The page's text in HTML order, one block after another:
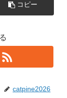
コピー
catpine2026